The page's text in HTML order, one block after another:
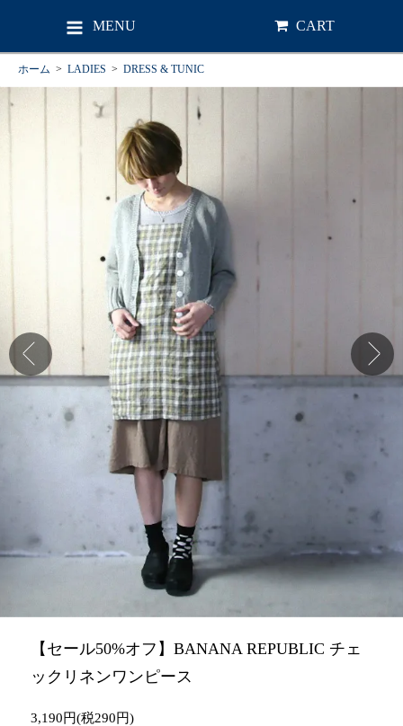
MENU CART
ホーム > LADIES > DRESS & TUNIC
【セール50%オフ】BANANA REPUBLIC チェ
ックリネンワンピース
3,190円(税290円)